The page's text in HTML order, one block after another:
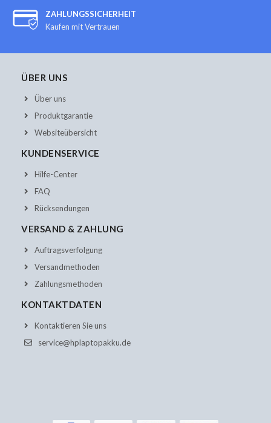
ZAHLUNGSSICHERHEIT
Kaufen mit Vertrauen
ÜBER UNS
Über uns
Produktgarantie
Websiteübersicht
KUNDENSERVICE
Hilfe-Center
FAQ
Rücksendungen
VERSAND & ZAHLUNG
Auftragsverfolgung
Versandmethoden
Zahlungsmethoden
KONTAKTDATEN
Kontaktieren Sie uns
service@hplaptopakku.de